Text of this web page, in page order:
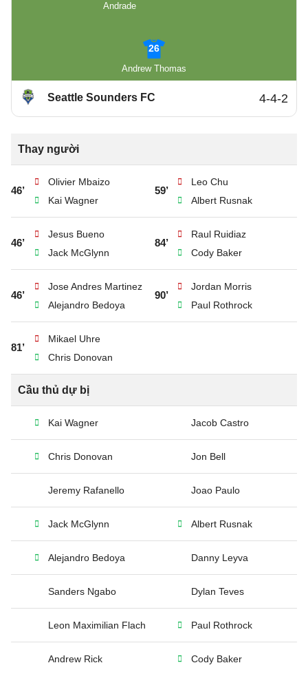
Andrade
26
Andrew Thomas
Seattle Sounders FC 4-4-2
Thay người
46’
Olivier Mbaizo
Kai Wagner
59’
Leo Chu
Albert Rusnak
46’
Jesus Bueno
Jack McGlynn
84’
Raul Ruidiaz
Cody Baker
46’
Jose Andres Martinez
Alejandro Bedoya
90’
Jordan Morris
Paul Rothrock
81’
Mikael Uhre
Chris Donovan
Cầu thủ dự bị
Kai Wagner Jacob Castro
Chris Donovan Jon Bell
Jeremy Rafanello Joao Paulo
Jack McGlynn Albert Rusnak
Alejandro Bedoya Danny Leyva
Sanders Ngabo Dylan Teves
Leon Maximilian Flach Paul Rothrock
Andrew Rick Cody Baker